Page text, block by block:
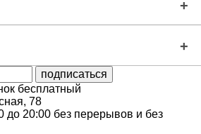
бесплатный
78
до 20:00 без перерывов и без